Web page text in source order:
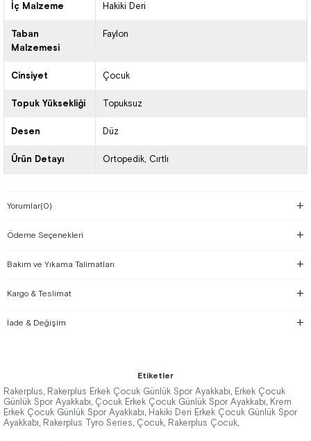
İç Malzeme Hakiki Deri
Taban
Malzemesi
Faylon
Cinsiyet Çocuk
Topuk Yüksekliği Topuksuz
Desen Düz
Ürün Detayı Ortopedik Cırtlı
Yorumlar(0)
Ödeme Seçenekleri
Bakım ve Yıkama Talimatları
Kargo & Teslimat
İade & Değişim
Etiketler
Rakerplus, Rakerplus Erkek Çocuk Günlük Spor Ayakkabı, Erkek Çocuk
Günlük Spor Ayakkabı, Çocuk Erkek Çocuk Günlük Spor Ayakkabı, Krem
Erkek Çocuk Günlük Spor Ayakkabı, Hakiki Deri Erkek Çocuk Günlük Spor
Ayakkabı, Rakerplus Tyro Series, Çocuk, Rakerplus Çocuk,